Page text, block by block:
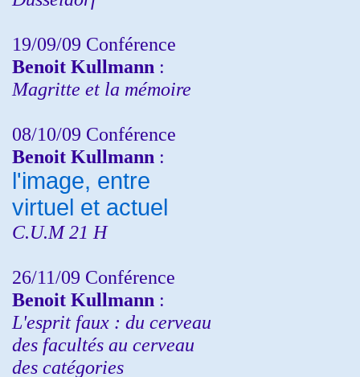
19/09/09 Conférence
Benoit Kullmann :
Magritte et la mémoire
08/10/09 Conférence
Benoit Kullmann :
l'image, entre
virtuel et actuel
C.U.M 21 H
26/11/09 Conférence
Benoit Kullmann :
L'esprit faux : du cerveau
des facultés au cerveau
des catégories